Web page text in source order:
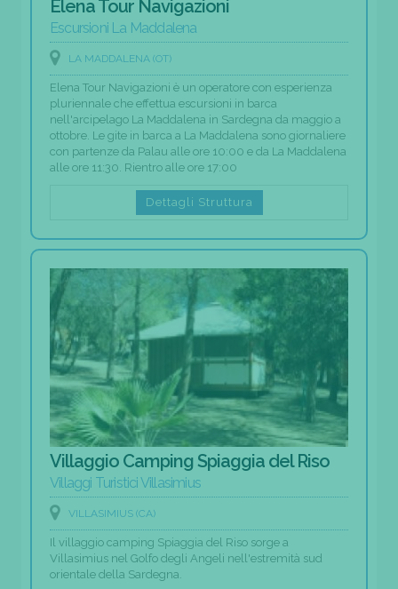
Elena Tour Navigazioni
Escursioni La Maddalena
LA MADDALENA (OT)
Elena Tour Navigazioni è un operatore con esperienza
pluriennale che effettua escursioni in barca
nell'arcipelago La Maddalena in Sardegna da maggio a
ottobre. Le gite in barca a La Maddalena sono giornaliere
con partenze da Palau alle ore 10:00 e da La Maddalena
alle ore 11:30. Rientro alle ore 17:00
Dettagli Struttura
Villaggio Camping Spiaggia del Riso
Villaggi Turistici Villasimius
VILLASIMIUS (CA)
Il villaggio camping Spiaggia del Riso sorge a
Villasimius nel Golfo degli Angeli nell'estremità sud
orientale della Sardegna.